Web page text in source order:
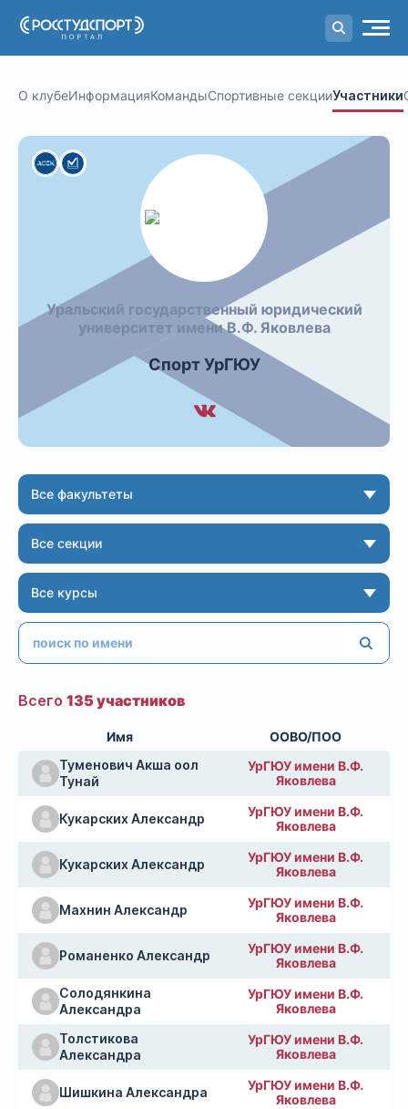
Порталстуденческого спорта
О клубеИнформацияКомандыСпортивные секцииУчастники
Уральский государственный юридический
университет имени В.Ф. Яковлева
Спорт УрГЮУ
Все факультеты
Все секции
Все курсы
Всего 135 участников
Имя
ООВО/ПОО
Туменович Акша оол
Тунай
УрГЮУ имени В.Ф.
Яковлева
Кукарских Александр
УрГЮУ имени В.Ф.
Яковлева
Кукарских Александр
УрГЮУ имени В.Ф.
Яковлева
Махнин Александр
УрГЮУ имени В.Ф.
Яковлева
Романенко Александр
УрГЮУ имени В.Ф.
Яковлева
Солодянкина
Александра
УрГЮУ имени В.Ф.
Яковлева
Толстикова
Александра
УрГЮУ имени В.Ф.
Яковлева
Шишкина Александра
УрГЮУ имени В.Ф.
Яковлева